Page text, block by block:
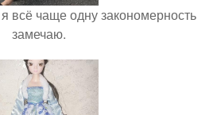
всё чаще одну закономерность
замечаю.